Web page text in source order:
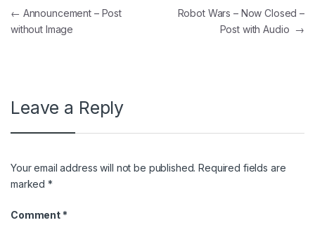
← Announcement – Post
without Image
Robot Wars – Now Closed –
Post with Audio →
Leave a Reply
Your email address will not be published. Required fields are
marked*
Comment *